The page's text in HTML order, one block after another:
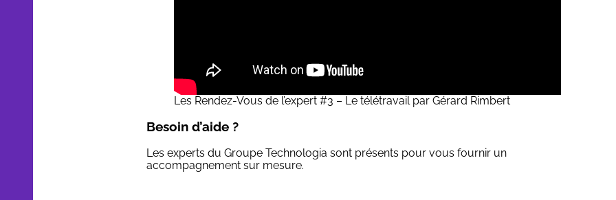
Les Rendez-Vous de l’expert #3 – Le télétravail par Gérard Rimbert
Besoin d’aide ?
Les experts du Groupe Technologia sont présents pour vous fournir un
accompagnement sur mesure.